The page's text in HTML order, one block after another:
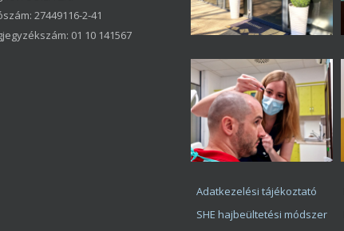
27449116-2-41
01 10 141567
Adatkezelési tájékoztató
SHE hajbeültetési módszer